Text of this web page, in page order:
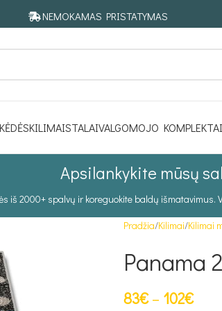
NEMOKAMAS PRISTATYMAS
KĖDĖSKILIMAISTALAIVALGOMOJO KOMPLEKTAI
Apsilankykite mūsų
iš 2000+ spalvų ir koreguokite baldų išmatavimus.
Pradžia Kilimai Kilimai
Panama
83€ – 102€